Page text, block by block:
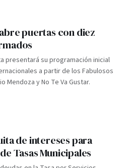
puertas con diez
presentará su programación inicial
a partir de los Fabulosos
Mendoza y No Te Va Gustar.
de intereses para
Tasas Municipales